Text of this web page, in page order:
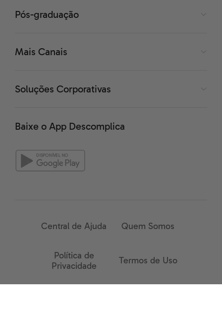
Pós-graduação
Mais Canais
Soluções Corporativas
Baixe o App Descomplica
Central de Ajuda Quem Somos
Política de
Privacidade
Termos de Uso